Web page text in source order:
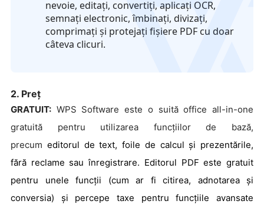
nevoie, editați, convertiți, aplicați OCR,
semnați electronic, îmbinați, divizați,
comprimați și protejați fișiere PDF cu doar
câteva clicuri.
2. Preț
GRATUIT: WPS Software este o suită office all-in-one
gratuită pentru utilizarea funcțiilor de bază,
precum editorul de text, foile de calcul și prezentările,
fără reclame sau înregistrare. Editorul PDF este gratuit
pentru unele funcții (cum ar fi citirea, adnotarea și
conversia) și percepe taxe pentru funcțiile avansate